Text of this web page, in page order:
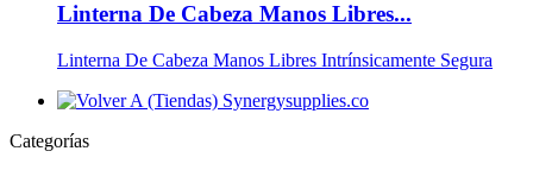
Linterna De Cabeza Manos Libres...
Linterna De Cabeza Manos Libres Intrínsicamente Segura
Categorías